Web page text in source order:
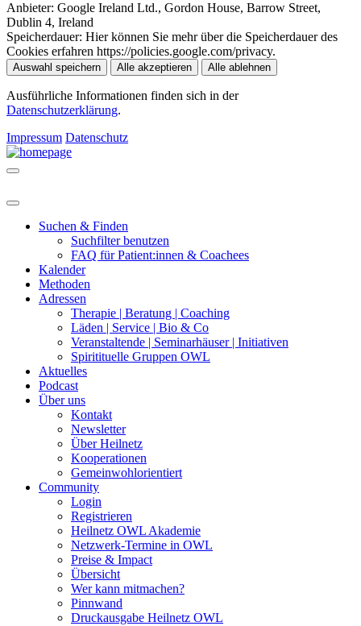
Anbieter: Google Ireland Ltd., Gordon House, Barrow Street,
Dublin 4, Ireland
Speicherdauer: Hier können Sie mehr über die Speicherdauer des
Cookies erfahren https://policies.google.com/privacy.
Auswahl speichern Alle akzeptieren Alle ablehnen
Ausführliche Informationen finden sich in der
Datenschutzerklärung.
Impressum Datenschutz
Suchen & Finden
Suchfilter benutzen
FAQ für Patient:innen & Coachees
Kalender
Methoden
Adressen
Therapie | Beratung | Coaching
Läden | Service | Bio & Co
Veranstaltende | Seminarhäuser | Initiativen
Spiritituelle Gruppen OWL
Aktuelles
Podcast
Über uns
Kontakt
Newsletter
Über Heilnetz
Kooperationen
Gemeinwohlorientiert
Community
Login
Registrieren
Heilnetz OWL Akademie
Netzwerk-Termine in OWL
Preise & Impact
Übersicht
Wer kann mitmachen?
Pinnwand
Druckausgabe Heilnetz OWL